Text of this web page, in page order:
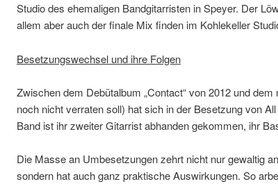
Studio des ehemaligen Bandgitarristen in Speyer. Der
allem aber auch der finale Mix finden im Kohlekeller
Besetzungswechsel und ihre Folgen
Zwischen dem Debütalbum „Contact“ von 2012 und
noch nicht verraten soll) hat sich in der Besetzung von
Band ist ihr zweiter Gitarrist abhanden gekommen, ihr
Die Masse an Umbesetzungen zehrt nicht nur gewaltig
sondern hat auch ganz praktische Auswirkungen. So